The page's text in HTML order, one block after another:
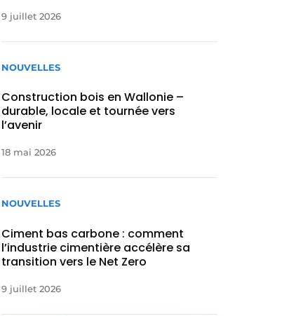
9 juillet 2026
NOUVELLES
Construction bois en Wallonie –
durable, locale et tournée vers
l’avenir
18 mai 2026
NOUVELLES
Ciment bas carbone : comment
l’industrie cimentière accélère sa
transition vers le Net Zero
9 juillet 2026